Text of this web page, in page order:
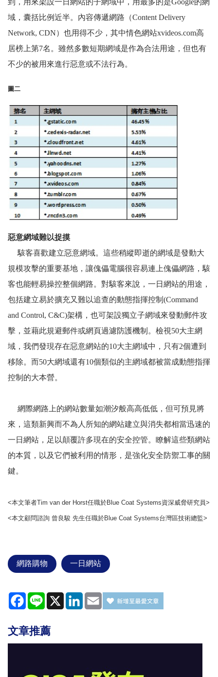
到，用來架設一日網站的子網域中，用最多的是Google的網
域，囊括比例近半。內容傳遞網路（Content Delivery
Network, CDN）也用得不少，其中情色網站xvideos.com高
居榜上第7名。雖然多數短期網域是作為合法用途，但也有
不少的被用來進行惡意或不法行為。
圖二
惡意網域難以捉摸
駭客喜歡建立惡意網域。這些稍縱即逝的網域是發動大
規模攻擊的重要基地，讓傀儡電腦很容易連上傀儡網路，駭
客也能輕易操控整個網路。對駭客來說，一日網站的用途，
包括建立易於擴充又難以追查的動態指揮控制(Command
and Control, C&C)架構，也可架設獨立子網域來發動郵件攻
擊，並藉此規避郵件或網頁過濾防護機制。檢視50大主網
域，我們發現存在惡意網站的10大主網域中，只有2個遭到
移除。而50大網域還有10個類似的主網域都被當成動態指揮
控制的大本營。
網際網路上的網站數量如潮汐般高高低低，但可預見將
來，這類新興而不為人所知的網站建立與消失都相當迅速的
一日網站，足以顛覆許多現在的安全控管。瞭解這些類網站
的本質，以及它們被利用的情形，是強化安全防禦工事的關
鍵。
<本文筆者Tim van der Horst任職於Blue Coat Systems資深威脅研究員>
<本文顧問諮詢 曾良駿 先生任職於Blue Coat Systems台灣區技術總監>
網路購物 一日網站
Facebook
Line X LinkedIn
Email
文章推薦